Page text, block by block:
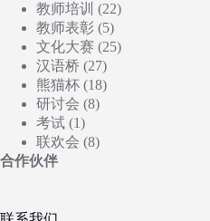
教师培训 (22)
教师表彰 (5)
文化大赛 (25)
汉语桥 (27)
熊猫杯 (18)
研讨会 (8)
考试 (1)
联欢会 (8)
合作伙伴